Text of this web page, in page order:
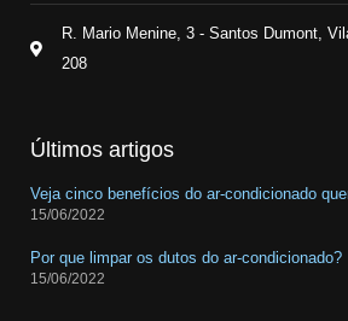
R. Mario Menine, 3 - Santos Dumont,
208
Últimos artigos
Veja cinco benefícios do ar-condicionado
15/06/2022
Por que limpar os dutos do ar-condicionado?
15/06/2022